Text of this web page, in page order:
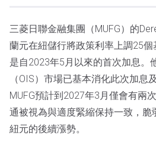
三菱日聯金融集團（MUFG）的
蘭元在紐儲行將政策利率上調25
是自2023年5月以來的首次加息。
（OIS）市場已基本消化此次加息
MUFG預計到2027年3月僅會有兩
通被視為與適度緊縮保持一致，脆
紐元的後續漲勢。